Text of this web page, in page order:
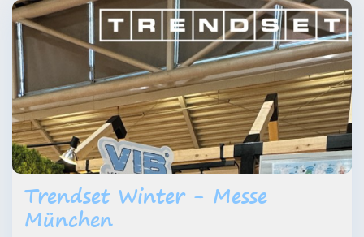
Trendset Winter - Messe
München